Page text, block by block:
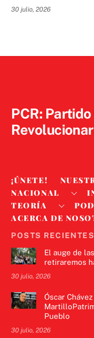
30 julio, 2026
PCR:
¡ÚNETE!
NACIONAL
TEORÍA
ACERCA DE
POSTS RECIENTES
El auge de
retiraremos
30 julio, 2026
Óscar
Pueblo
30 julio, 2026